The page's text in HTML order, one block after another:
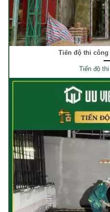
Tiến độ thi
Tiến độ